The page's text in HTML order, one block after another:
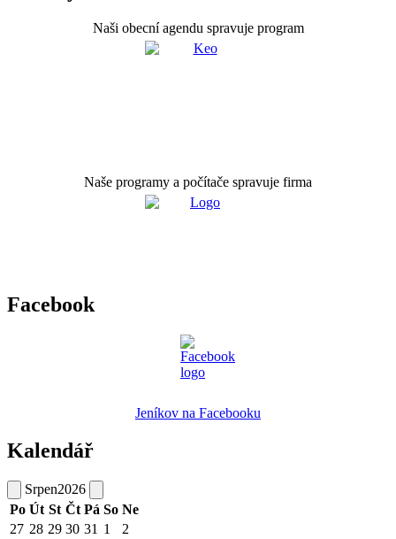
Naši obecní agendu spravuje program
Naše programy a počítače spravuje firma
Facebook
Jeníkov na Facebooku
Kalendář
Srpen2026
Po Út St Čt Pá So Ne
27 28 29 30 31 1
2